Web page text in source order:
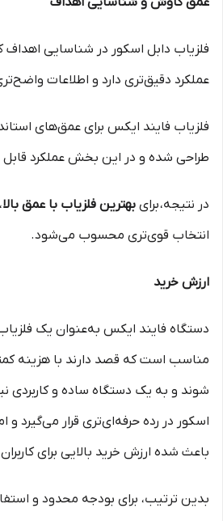
فلزیاب دابل اسکور در شناسایی
عملکرد دقیق‌تری دارد و اطلاعات
فلزیاب فایند ایکس برای عمق‌های
طراحی شده و در این بخش عملکرد قابل
در نتیجه، برای بهترین فلزیاب با عمق بالا
انتخاب قوی‌تری محسوب می‌شود.
ارزش خرید
دستگاه فایند ایکس به‌عنوان یک فلزیاب
مناسب است که قصد دارند با هزینه کمتر
شوند و به یک دستگاه ساده و کاربردی
اسکور در رده حرفه‌ای‌تری قرار می‌گیرد و
باعث شده ارزش خرید بالایی برای
بدین ترتیب، برای بودجه محدود و